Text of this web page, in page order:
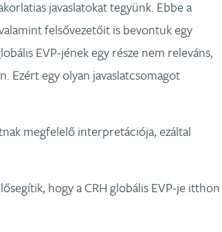
javaslatokat tegyünk. Ebbe a
felsővezetőit is bevontuk egy
EVP-jének egy része nem releváns,
Ezért egy olyan javaslatcsomagot
megfelelő interpretációja, ezáltal
hogy a CRH globális EVP-je itthon